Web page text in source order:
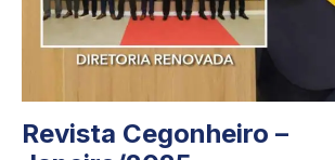
Revista Cegonheiro –